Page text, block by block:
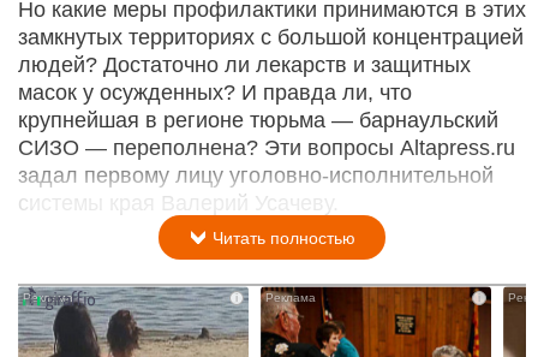
Но какие меры профилактики принимаются в этих
замкнутых территориях с большой концентрацией
людей? Достаточно ли лекарств и защитных
масок у осужденных? И правда ли, что
крупнейшая в регионе тюрьма — барнаульский
СИЗО — переполнена? Эти вопросы Altapress.ru
задал первому лицу уголовно-исполнительной
системы края Валерий Усачеву.
Читать полностью
i i